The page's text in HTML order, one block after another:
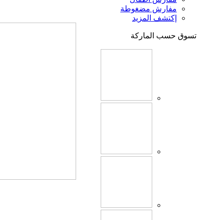
مفارش مضغوطة
إكتشف المزيد
تسوق حسب الماركة